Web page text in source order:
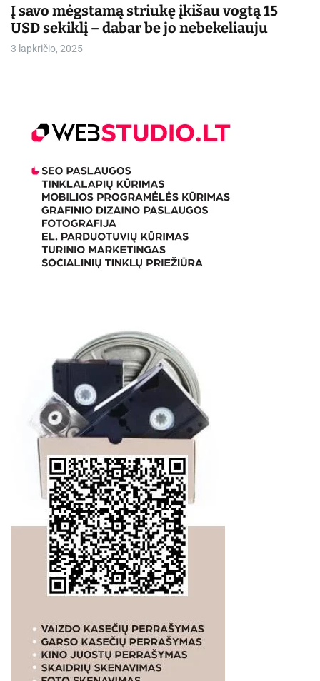
Į savo mėgstamą striukę įkišau vogtą 15
USD sekiklį – dabar be jo nebekeliauju
3 lapkričio, 2025